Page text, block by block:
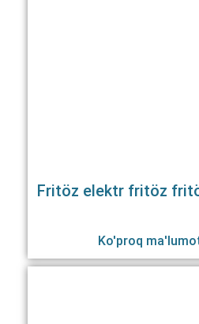
Fritöz elektr fritöz
Ko'proq